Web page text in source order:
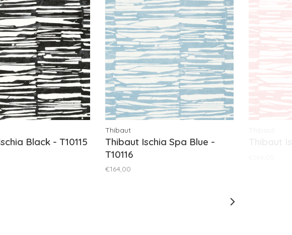
Black - T10115
Thibaut
Thibaut Ischia Spa Blue -
T10116
€164,00